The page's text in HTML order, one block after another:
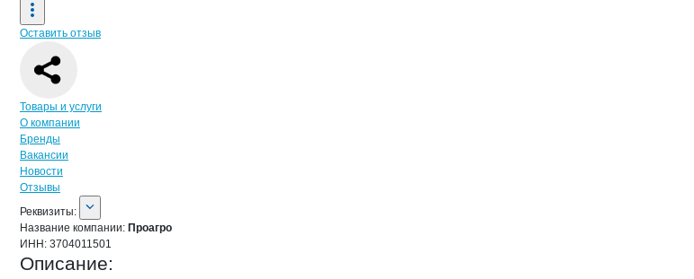
Оставить отзыв
Навигация по странице
Товары и услуги
О компании
Бренды
Вакансии
Новости
Отзывы
О компании
Реквизиты
Реквизиты:
Название компании: Проагро
ИНН: 3704011501
Описание: